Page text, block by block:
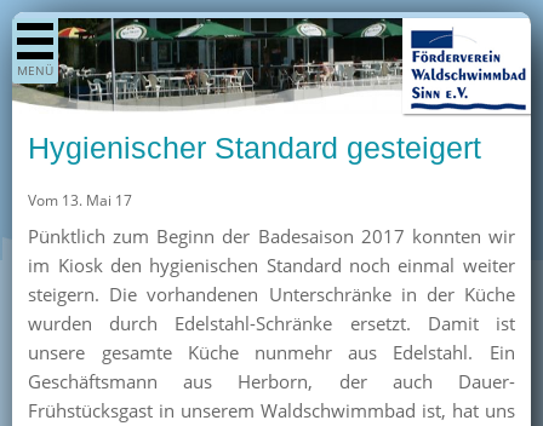
MENÜ
Shop
Aktuelles
Termine
Berichte
Bilder
Kurse
Kioskangebote
Unterstützer
Hygienischer Standard gesteigert
Vom 13. Mai 17
Pünktlich zum Beginn der Badesaison 2017 konnten wir
im Kiosk den hygienischen Standard noch einmal weiter
steigern. Die vorhandenen Unterschränke in der Küche
wurden durch Edelstahl-Schränke ersetzt. Damit ist
unsere gesamte Küche nunmehr aus Edelstahl. Ein
Geschäftsmann aus Herborn, der auch Dauer-
Frühstücksgast in unserem Waldschwimmbad ist, hat uns